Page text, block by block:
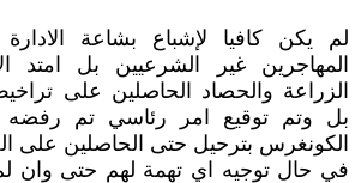
لم يكن كافيا لإشباع بشاعة
المهاجرين غير الشرعيين بل امتد
الزراعة والحصاد الحاصلين على
بل وتم توقيع امر رئاسي تم
الكونغرس بترحيل حتى الحاصلين على
في حال توجيه اي تهمة لهم حتى وان